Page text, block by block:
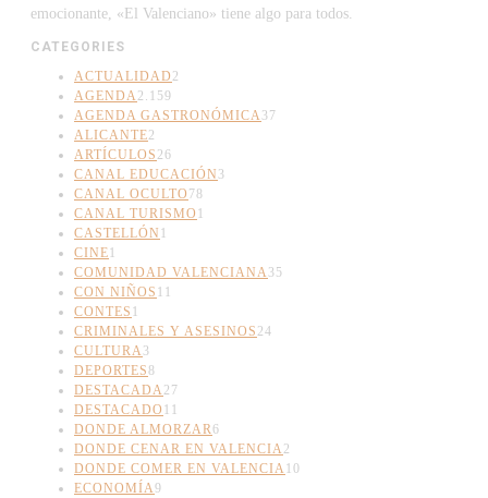
emocionante, «El Valenciano» tiene algo para todos.
CATEGORIES
ACTUALIDAD 2
AGENDA 2.159
AGENDA GASTRONÓMICA 37
ALICANTE2
ARTÍCULOS 26
CANAL EDUCACIÓN 3
CANAL OCULTO 78
CANAL TURISMO 1
CASTELLÓN 1
CINE1
COMUNIDAD VALENCIANA 35
CON NIÑOS 11
CONTES 1
CRIMINALES Y ASESINOS 24
CULTURA 3
DEPORTES8
DESTACADA 27
DESTACADO 11
DONDE ALMORZAR6
DONDE CENAR EN VALENCIA 2
DONDE COMER EN VALENCIA 10
ECONOMÍA9